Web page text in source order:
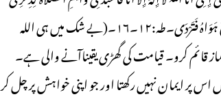
إِنَّ السَّاعَۃَ ء اَتِیَۃٌ أَکَادُ أُخْفِیْہَا لِتُجْزَی کُلُّ نَفْسٍ بِمَا تَسْعَی فَلاَ یَصُدَّنَّکَ عَنْہَا مَنْ لاَ یُؤْمِنُ بِہَا وَاتَّبَعَ ہَوَاہُ فَتَرْدَی۔طہ:۱۲۔۱۶۔(بے شک میں ہی اللہ
قائم کرو۔ قیامت کی گھڑی یقیناآنے والی ہے۔
پر ایمان نہیں رکھتا اور جو اپنی خواہش پر چل کر